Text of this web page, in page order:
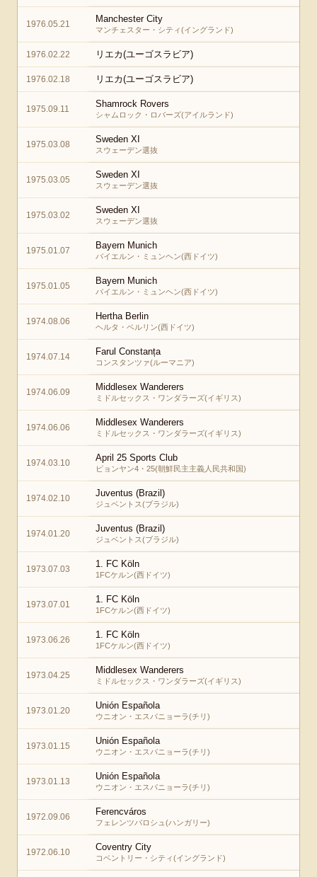
1976.05.21 Manchester City
マンチェスター・シティ(イングランド)
1976.02.22 リエカ(ユーゴスラビア)
1976.02.18 リエカ(ユーゴスラビア)
1975.09.11 Shamrock Rovers
シャムロック・ロバーズ(アイルランド)
1975.03.08 Sweden XI
スウェーデン選抜
1975.03.05 Sweden XI
スウェーデン選抜
1975.03.02 Sweden XI
スウェーデン選抜
1975.01.07 Bayern Munich
バイエルン・ミュンヘン(西ドイツ)
1975.01.05 Bayern Munich
バイエルン・ミュンヘン(西ドイツ)
1974.08.06 Hertha Berlin
ヘルタ・ベルリン(西ドイツ)
1974.07.14 Farul Constanța
コンスタンツァ(ルーマニア)
1974.06.09 Middlesex Wanderers
ミドルセックス・ワンダラーズ(イギリス)
1974.06.06 Middlesex Wanderers
ミドルセックス・ワンダラーズ(イギリス)
1974.03.10 April 25 Sports Club
ピョンヤン4・25(朝鮮民主主義人民共和国)
1974.02.10 Juventus (Brazil)
ジュベントス(ブラジル)
1974.01.20 Juventus (Brazil)
ジュベントス(ブラジル)
1973.07.03 1. FC Köln
1FCケルン(西ドイツ)
1973.07.01 1. FC Köln
1FCケルン(西ドイツ)
1973.06.26 1. FC Köln
1FCケルン(西ドイツ)
1973.04.25 Middlesex Wanderers
ミドルセックス・ワンダラーズ(イギリス)
1973.01.20 Unión Española
ウニオン・エスパニョーラ(チリ)
1973.01.15 Unión Española
ウニオン・エスパニョーラ(チリ)
1973.01.13 Unión Española
ウニオン・エスパニョーラ(チリ)
1972.09.06 Ferencváros
フェレンツバロシュ(ハンガリー)
1972.06.10 Coventry City
コベントリー・シティ(イングランド)